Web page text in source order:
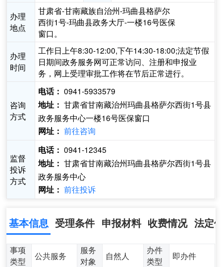
办理
地点
甘肃省-甘南藏族自治州-玛曲县格萨尔
西街1号-玛曲县政务大厅-一楼16号医保
窗口。
办理
时间
工作日上午8:30-12:00,下午14:30-18:00;法定节假
日期间政务服务网可正常访问、注册和申报业
务，网上受理审批工作将在节后正常进行。
咨询
方式
电话： 0941-5933579
地址： 甘肃省甘南藏治州玛曲县格萨尔西街1号县
政务服务中心一楼16号医保窗口
网址： 前往咨询
监督
投诉
方式
电话： 0941-12345
地址： 甘肃省甘南藏治州玛曲县格萨尔西街1号县
政务服务中心
网址： 前往投诉
基本信息 受理条件 申报材料 收费情况 法定
事项
类型
公共服务
服务
对象
自然人
办件
类型
即办件